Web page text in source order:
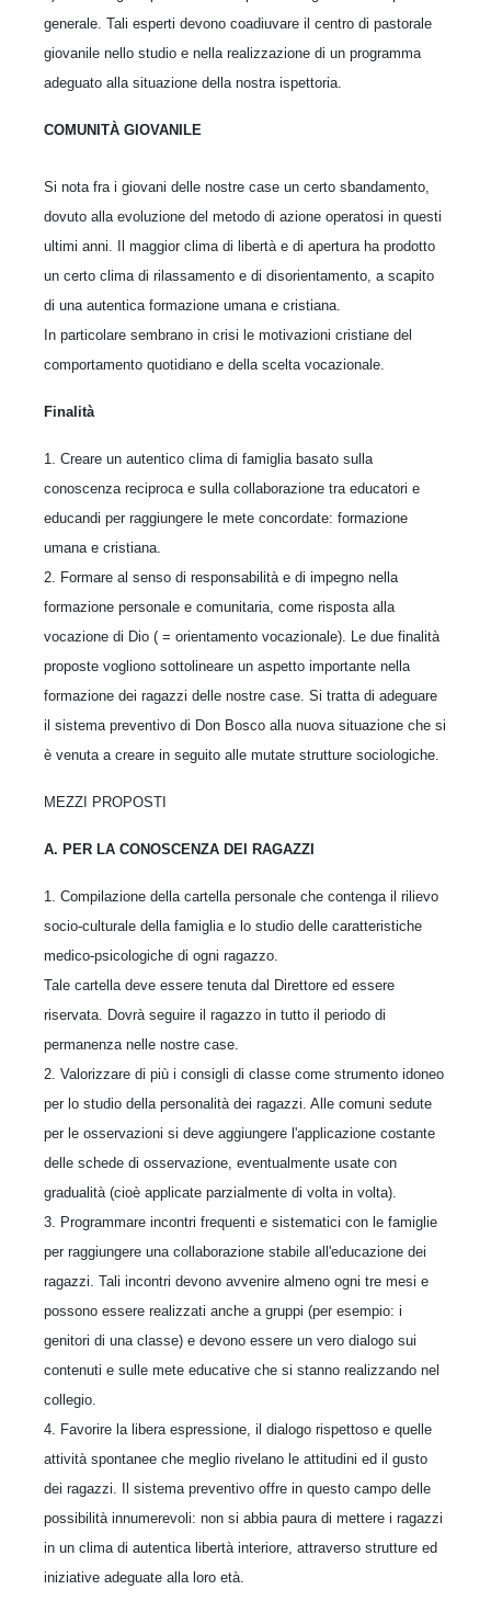
generale. Tali esperti devono coadiuvare il centro di pastorale
giovanile nello studio e nella realizzazione di un programma
adeguato alla situazione della nostra ispettoria.
COMUNITÀ GIOVANILE
Si nota fra i giovani delle nostre case un certo sbandamento,
dovuto alla evoluzione del metodo di azione operatosi in questi
ultimi anni. Il maggior clima di libertà e di apertura ha prodotto
un certo clima di rilassamento e di disorientamento, a scapito
di una autentica formazione umana e cristiana.
In particolare sembrano in crisi le motivazioni cristiane del
comportamento quotidiano e della scelta vocazionale.
Finalità
1. Creare un autentico clima di famiglia basato sulla
conoscenza reciproca e sulla collaborazione tra educatori e
educandi per raggiungere le mete concordate: formazione
umana e cristiana.
2. Formare al senso di responsabilità e di impegno nella
formazione personale e comunitaria, come risposta alla
vocazione di Dio ( = orientamento vocazionale). Le due finalità
proposte vogliono sottolineare un aspetto importante nella
formazione dei ragazzi delle nostre case. Si tratta di adeguare
il sistema preventivo di Don Bosco alla nuova situazione che si
è venuta a creare in seguito alle mutate strutture sociologiche.
MEZZI PROPOSTI
A. PER LA CONOSCENZA DEI RAGAZZI
1. Compilazione della cartella personale che contenga il rilievo
socio-culturale della famiglia e lo studio delle caratteristiche
medico-psicologiche di ogni ragazzo.
Tale cartella deve essere tenuta dal Direttore ed essere
riservata. Dovrà seguire il ragazzo in tutto il periodo di
permanenza nelle nostre case.
2. Valorizzare di più i consigli di classe come strumento idoneo
per lo studio della personalità dei ragazzi. Alle comuni sedute
per le osservazioni si deve aggiungere l'applicazione costante
delle schede di osservazione, eventualmente usate con
gradualità (cioè applicate parzialmente di volta in volta).
3. Programmare incontri frequenti e sistematici con le famiglie
per raggiungere una collaborazione stabile all'educazione dei
ragazzi. Tali incontri devono avvenire almeno ogni tre mesi e
possono essere realizzati anche a gruppi (per esempio: i
genitori di una classe) e devono essere un vero dialogo sui
contenuti e sulle mete educative che si stanno realizzando nel
collegio.
4. Favorire la libera espressione, il dialogo rispettoso e quelle
attività spontanee che meglio rivelano le attitudini ed il gusto
dei ragazzi. Il sistema preventivo offre in questo campo delle
possibilità innumerevoli: non si abbia paura di mettere i ragazzi
in un clima di autentica libertà interiore, attraverso strutture ed
iniziative adeguate alla loro età.